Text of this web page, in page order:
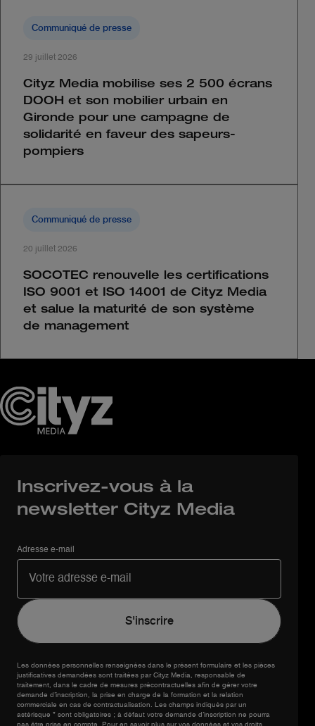
Communiqué de presse
29 juillet 2026
Cityz Media mobilise ses 2 500 écrans
DOOH et son mobilier urbain en
Gironde pour une campagne de
solidarité en faveur des sapeurs-
pompiers
Communiqué de presse
20 juillet 2026
SOCOTEC renouvelle les certifications
ISO 9001 et ISO 14001 de Cityz Media
et salue la maturité de son système
de management
Inscrivez-vous à la
newsletter Cityz Media
Adresse e-mail
Les données personnelles renseignées dans le présent formulaire et les pièces
justificatives demandées sont traitées par Cityz Media, responsable de
traitement, dans le cadre de mesures précontractuelles afin de gérer votre
demande d’inscription, la prise en charge de la formation et la relation
commerciale en cas de contractualisation. Les champs indiqués par un
astérisque * sont obligatoires ; à défaut votre demande d’inscription ne pourra